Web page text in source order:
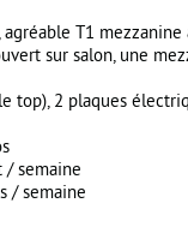
agréable T1
sur salon, une
top), 2 plaques
/ semaine
/ semaine